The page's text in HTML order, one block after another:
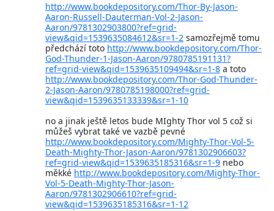
http://www.bookdepository.com/Thor-By-Jason-
Aaron-Russell-Dauterman-Vol-2-Jason-
Aaron/9781302903800?ref=grid-
view&qid=1539635084612&sr=1-2 samozřejmě tomu
předchází toto http://www.bookdepository.com/Thor-
God-Thunder-1-Jason-Aaron/9780785191131?
ref=grid-view&qid=1539635109494&sr=1-8 a toto
http://www.bookdepository.com/Thor-God-Thunder-
2-Jason-Aaron/9780785198000?ref=grid-
view&qid=1539635133339&sr=1-10
no a jinak ještě letos bude MIghty Thor vol 5 což si
můžeš vybrat také ve vazbě pevné
http://www.bookdepository.com/Mighty-Thor-Vol-5-
Death-Mighty-Thor-Jason-Aaron/9781302906603?
ref=grid-view&qid=1539635185316&sr=1-9 nebo
měkké http://www.bookdepository.com/Mighty-Thor-
Vol-5-Death-Mighty-Thor-Jason-
Aaron/9781302906610?ref=grid-
view&qid=1539635185316&sr=1-12